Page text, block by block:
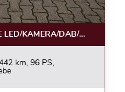
KAMERA/DAB/ACC/
km, 96 PS,